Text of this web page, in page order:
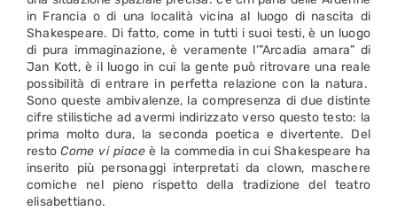
in Francia o di una località vicina al luogo di nascita di
Shakespeare. Di fatto, come in tutti i suoi testi, è un luogo
di pura immaginazione, è veramente l’”Arcadia amara” di
Jan Kott, è il luogo in cui la gente può ritrovare una reale
possibilità di entrare in perfetta relazione con la natura.
Sono queste ambivalenze, la compresenza di due distinte
cifre stilistiche ad avermi indirizzato verso questo testo: la
prima molto dura, la seconda poetica e divertente. Del
restoCome vi piace è la commedia in cui Shakespeare ha
inserito più personaggi interpretati da clown, maschere
comiche nel pieno rispetto della tradizione del teatro
elisabettiano.